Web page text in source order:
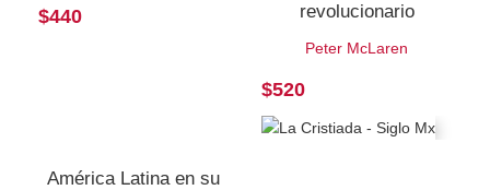
$440 revolucionario
Peter McLaren
$520
América Latina en su